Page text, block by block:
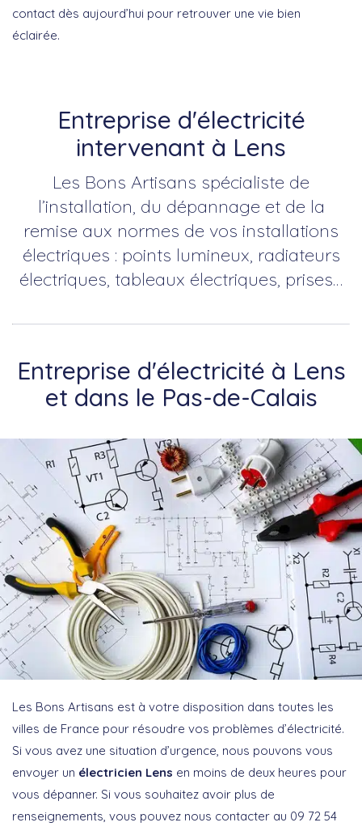
contact dès aujourd’hui pour retrouver une vie bien
éclairée.
Entreprise d'électricité
intervenant à Lens
Les Bons Artisans spécialiste de
l’installation, du dépannage et de la
remise aux normes de vos installations
électriques : points lumineux, radiateurs
électriques, tableaux électriques, prises…
Entreprise d'électricité à Lens
et dans le Pas-de-Calais
Les Bons Artisans est à votre disposition dans toutes les
villes de France pour résoudre vos problèmes d’électricité.
Si vous avez une situation d’urgence, nous pouvons vous
envoyer un électricien Lens en moins de deux heures pour
vous dépanner. Si vous souhaitez avoir plus de
renseignements, vous pouvez nous contacter au 09 72 54